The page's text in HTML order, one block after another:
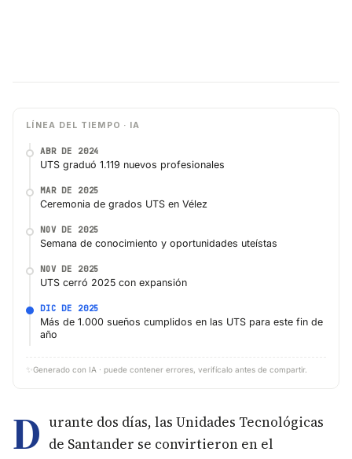
LÍNEA DEL TIEMPO · IA
ABR DE 2024
UTS graduó 1.119 nuevos profesionales
MAR DE 2025
Ceremonia de grados UTS en Vélez
NOV DE 2025
Semana de conocimiento y oportunidades uteístas
NOV DE 2025
UTS cerró 2025 con expansión
DIC DE 2025
Más de 1.000 sueños cumplidos en las UTS para este fin de
año
✨ Generado con IA · puede contener errores, verifícalo antes de compartir.
D urante dos días, las Unidades Tecnológicas
de Santander se convirtieron en el